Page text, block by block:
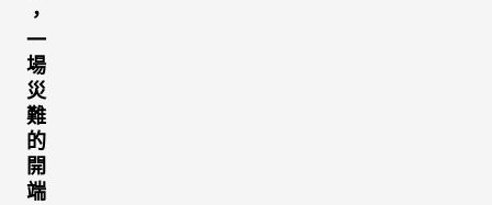
，
一
場
災
難
的
開
端